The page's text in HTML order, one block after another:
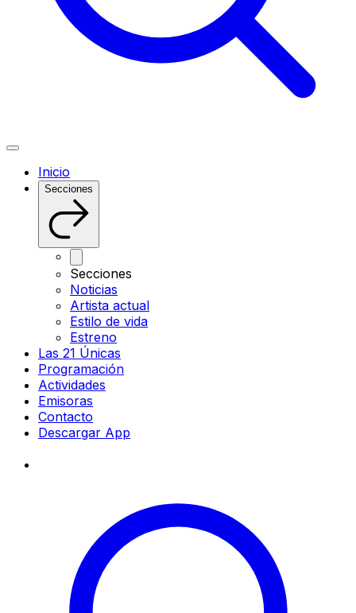
Inicio
Secciones
Secciones
Noticias
Artista actual
Estilo de vida
Estreno
Las 21 Únicas
Programación
Actividades
Emisoras
Contacto
Descargar App